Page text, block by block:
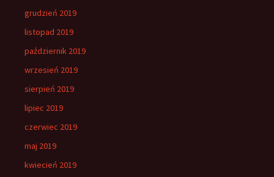
grudzień 2019
listopad 2019
październik 2019
wrzesień 2019
sierpień 2019
lipiec 2019
czerwiec 2019
maj 2019
kwiecień 2019